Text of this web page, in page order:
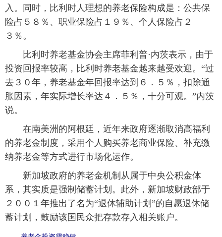
入。同时，比利时人理想的养老保险构成是：公共保
险占５８％、职业保险占１９％、个人保险占２
３％。
比利时养老基金协会主席菲利普·内茨表示，由于
投资回报率较高，比利时养老基金越来越受欢迎。“过
去３０年，养老基金年回报率达到６．５％，扣除通
胀因素，年实际增长率达４．５％，十分可观。”内茨
说。
在南美洲的阿根廷，近年来政府逐渐取消高福利
的养老金制度，采用个人购买养老商业保险、补充缴
纳养老金等方式进行市场化运作。
新加坡政府的养老金机制从属于中央公积金体
系，其实质是强制储蓄计划。此外，新加坡财政部于
２００１年推出了名为“退休辅助计划”的自愿退休储
蓄计划，鼓励该国民众把存款存入相关账户。